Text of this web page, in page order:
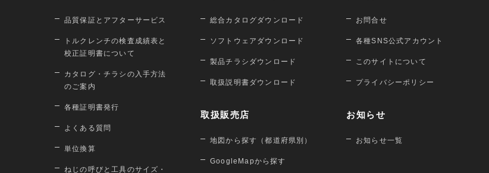
品質保証とアフターサービス
トルクレンチの検査成績表と
校正証明書について
カタログ・チラシの入手方法
のご案内
各種証明書発行
よくある質問
単位換算
ねじの呼びと工具のサイズ・
総合カタログダウンロード
ソフトウェアダウンロード
製品チラシダウンロード
取扱説明書ダウンロード
取扱販売店
地図から探す（都道府県別）
GoogleMapから探す
お問合せ
各種SNS公式アカウント
このサイトについて
プライバシーポリシー
お知らせ
お知らせ一覧